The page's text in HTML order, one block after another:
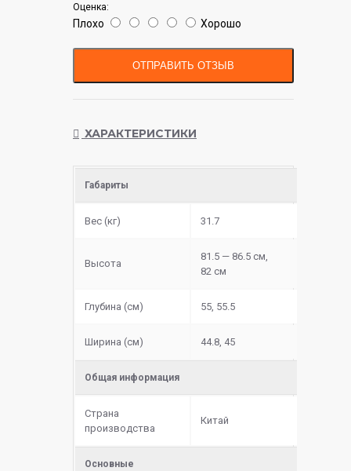
Оценка:
Плохо Хорошо
ОТПРАВИТЬ ОТЗЫВ
ХАРАКТЕРИСТИКИ
Габариты
Вес (кг) 31.7
Высота
81.5 — 86.5 см,
82 см
Глубина (см) 55, 55.5
Ширина (см) 44.8, 45
Общая информация
Страна
производства
Китай
Основные